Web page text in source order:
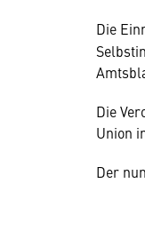
Die
Die
Union
Der